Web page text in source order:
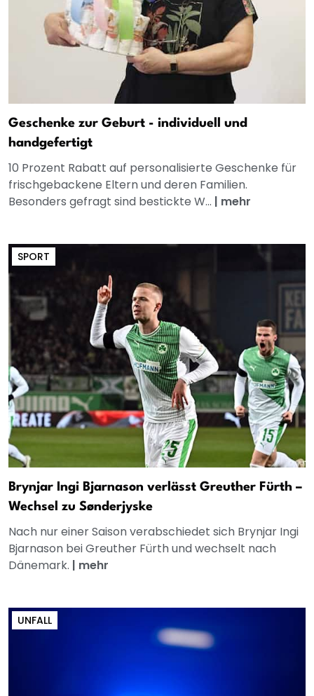
Geschenke zur Geburt - individuell und
handgefertigt
10 Prozent Rabatt auf personalisierte Geschenke für
frischgebackene Eltern und deren Familien.
Besonders gefragt sind bestickte W... | mehr
SPORT
Brynjar Ingi Bjarnason verlässt Greuther Fürth –
Wechsel zu Sønderjyske
Nach nur einer Saison verabschiedet sich Brynjar Ingi
Bjarnason bei Greuther Fürth und wechselt nach
Dänemark. | mehr
UNFALL